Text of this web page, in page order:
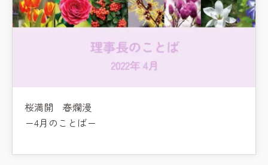
桜満開 春爛漫
ー4月のことばー